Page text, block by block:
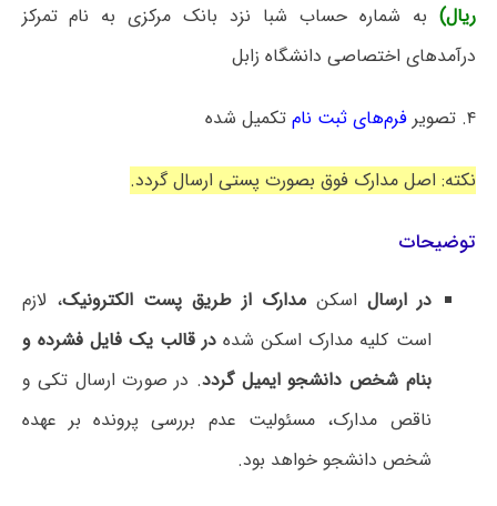
ریال) به شماره حساب شبا نزد بانک مرکزی به نام تمرکز
درآمدهای اختصاصی دانشگاه زابل
۴. تصویر فرم‌های ثبت نام تکمیل شده
نکته: اصل مدارک فوق بصورت پستی ارسال گردد.
توضیحات
در ارسال اسکنمدارک از طریق پست الکترونیک، لازم
است کلیه مدارک اسکن شده در قالب یک فایل فشرده و
بنام شخص دانشجو ایمیل گردد. در صورت ارسال تکی و
ناقص مدارک، مسئولیت‌ عدم بررسی پرونده بر عهده
شخص دانشجو خواهد بود.